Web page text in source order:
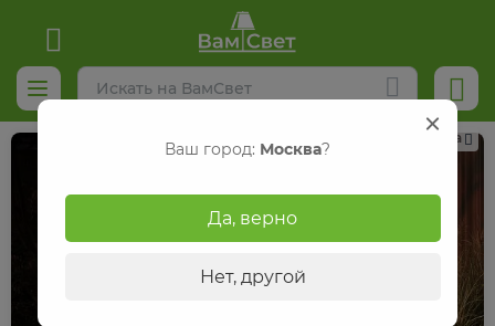
Реклама
Ваш город: Москва?
Да, верно
Нет, другой